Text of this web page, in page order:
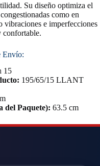
Su diseño optimiza el
como en
vibraciones e imperfecciones
confortable.
Envío:
15
195/65/15 LLANT
Paquete): 63.5 cm